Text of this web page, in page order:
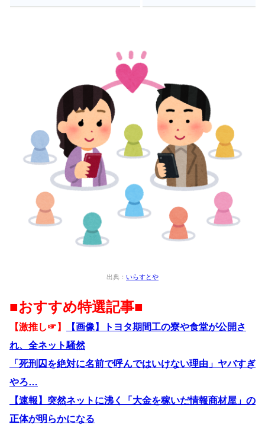
出典： いらすとや
■おすすめ特選記事■
【激推し☞】
【画像】トヨタ期間工の寮や食堂が公開さ
れ、全ネット騒然
「死刑囚を絶対に名前で呼んではいけない理由」ヤバすぎ
やろ…
【速報】突然ネットに沸く「大金を稼いだ情報商材屋」の
正体が明らかになる